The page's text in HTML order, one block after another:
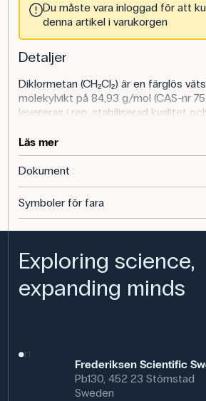
Du måste vara inloggad för att
denna artikel i varukorgen
Detaljer
Diklormetan (CH₂Cl₂) är en färglös
molekylvikt på 84,93 g/mol (CAS-nr
levereras i ren, stabiliserad kvalitet
På gymnasiet kan diklormetan
lösningsmedel för organiska
polymerrelaterade experiment och i
klorerat lösningsmedel krävs.
lösningsmedel väljs utifrån polaritet
Diklormetan används i laboratorier och
avfettning, som reaktionsmedium vid
extraktion vid kemiska analyser.
som pentan eller isooktan. Ämnet är
alltid hanteras i ett dragskåp med
skyddsutrustning.
Läs mer
Dokument
Symboler för fara
Exploring science,
expanding minds
Frederiksen Scientific
Pb130, 452 23 Stömstad
Sweden